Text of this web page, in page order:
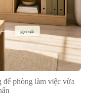
để phòng làm việc vừa